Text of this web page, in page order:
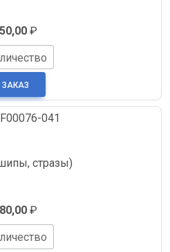
₽
041
стразы)
₽